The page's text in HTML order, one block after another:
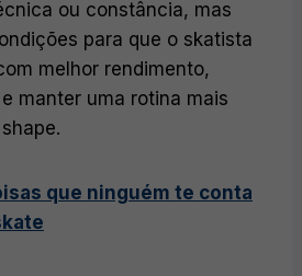
ou constância, mas
para que o skatista
melhor rendimento,
manter uma rotina mais
que ninguém te conta